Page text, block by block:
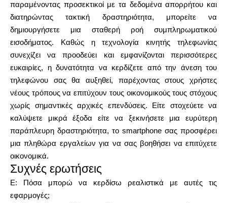
παραμένοντας προσεκτικοί με τα δεδομένα απορρήτου και
διατηρώντας τακτική δραστηριότητα, μπορείτε να
δημιουργήσετε μια σταθερή ροή συμπληρωματικού
εισοδήματος. Καθώς η τεχνολογία κινητής τηλεφωνίας
συνεχίζει να προοδεύει και εμφανίζονται περισσότερες
ευκαιρίες, η δυνατότητα να κερδίζετε από την άνεση του
τηλεφώνου σας θα αυξηθεί, παρέχοντας στους χρήστες
νέους τρόπους να επιτύχουν τους οικονομικούς τους στόχους
χωρίς σημαντικές αρχικές επενδύσεις. Είτε στοχεύετε να
καλύψετε μικρά έξοδα είτε να ξεκινήσετε μια ευρύτερη
παράπλευρη δραστηριότητα, το smartphone σας προσφέρει
μια πληθώρα εργαλείων για να σας βοηθήσει να επιτύχετε
οικονομικά.
Συχνές ερωτήσεις
Ε: Πόσα μπορώ να κερδίσω ρεαλιστικά με αυτές τις
εφαρμογές;